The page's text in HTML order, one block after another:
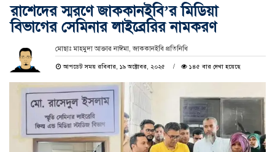
রাশেদের স্মরণে জাককানইবি’র মিডিয়া
বিভাগের সেমিনার লাইব্রেরির নামকরণ
মোছাঃ মাহমুদা আক্তার নাঈমা, জাককানইবি প্রতিনিধি
আপডেট সময় রবিবার, ১৯ অক্টোবর, ২০২৫ ১৪৫ বার দেখা হয়েছে